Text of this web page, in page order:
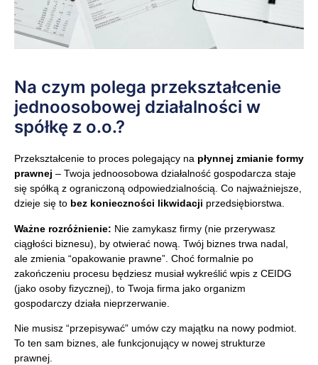
Na czym polega przekształcenie
jednoosobowej działalności w
spółkę z o.o.?
Przekształcenie to proces polegający na płynnej zmianie formy
prawnej – Twoja jednoosobowa działalność gospodarcza staje
się spółką z ograniczoną odpowiedzialnością. Co najważniejsze,
dzieje się to bez konieczności likwidacji przedsiębiorstwa.
Ważne rozróżnienie: Nie zamykasz firmy (nie przerywasz
ciągłości biznesu), by otwierać nową. Twój biznes trwa nadal,
ale zmienia “opakowanie prawne”. Choć formalnie po
zakończeniu procesu będziesz musiał wykreślić wpis z CEIDG
(jako osoby fizycznej), to Twoja firma jako organizm
gospodarczy działa nieprzerwanie.
Nie musisz “przepisywać” umów czy majątku na nowy podmiot.
To ten sam biznes, ale funkcjonujący w nowej strukturze
prawnej.